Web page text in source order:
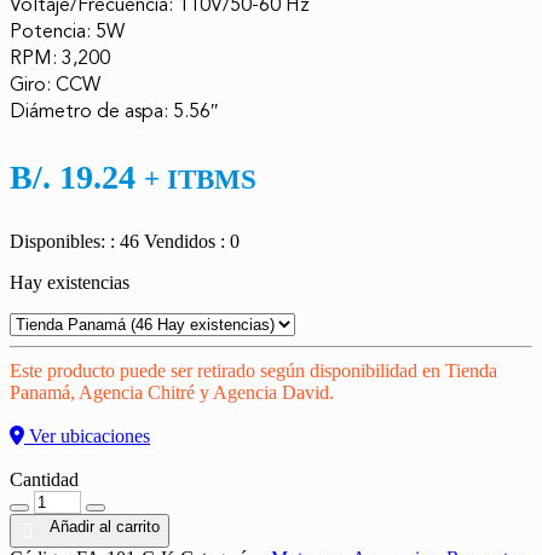
Potencia: 5W
RPM: 3,200
Giro: CCW
Diámetro de aspa: 5.56″
B/. 19.24 + ITBMS
Disponibles: : 46 Vendidos : 0
Hay existencias
Este producto puede ser retirado según disponibilidad en Tienda
Panamá, Agencia Chitré y Agencia David.
Ver ubicaciones
Cantidad
Añadir al carrito